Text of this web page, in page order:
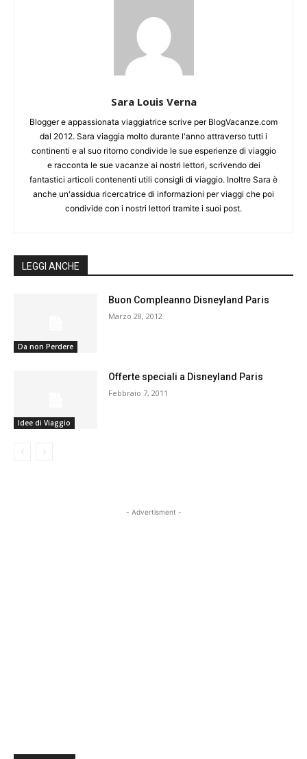
Sara Louis Verna
Blogger e appassionata viaggiatrice scrive per BlogVacanze.com
dal 2012. Sara viaggia molto durante l'anno attraverso tutti i
continenti e al suo ritorno condivide le sue esperienze di viaggio
e racconta le sue vacanze ai nostri lettori, scrivendo dei
fantastici articoli contenenti utili consigli di viaggio. Inoltre Sara è
anche un'assidua ricercatrice di informazioni per viaggi che poi
condivide con i nostri lettori tramite i suoi post.
LEGGI ANCHE
Da non Perdere
Buon Compleanno Disneyland Paris
Marzo 28, 2012
Idee di Viaggio
Offerte speciali a Disneyland Paris
Febbraio 7, 2011
- Advertisment -